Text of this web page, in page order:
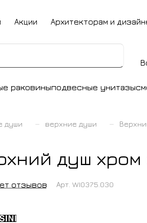
Акции Архитекторам и
раковиныподвесные унитазы
души – верхние души –
душ
отзывов Арт. WI0375.030